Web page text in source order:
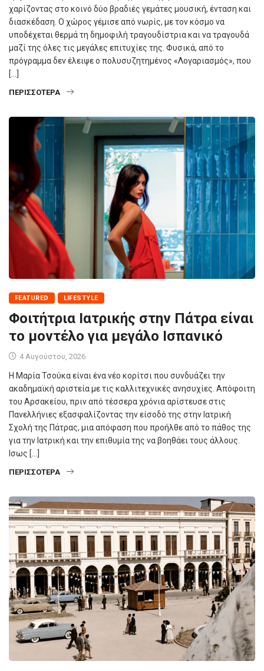
χαρίζοντας στο κοινό δύο βραδιές γεμάτες μουσική, ένταση και
διασκέδαση. Ο χώρος γέμισε από νωρίς, με τον κόσμο να
υποδέχεται θερμά τη δημοφιλή τραγουδίστρια και να τραγουδά
μαζί της όλες τις μεγάλες επιτυχίες της. Φυσικά, από το
πρόγραμμα δεν έλειψε ο πολυσυζητημένος «Λογαριασμός», που
[…]
ΠΕΡΙΣΣΌΤΕΡΑ
FEATURED LIFESTYLE
Φοιτήτρια Ιατρικής στην Πάτρα είναι
το μοντέλο για μεγάλο Ισπανικό
4 Αυγούστου, 2026
Η Μαρία Τσούκα είναι ένα νέο κορίτσι που συνδυάζει την
ακαδημαϊκή αριστεία με τις καλλιτεχνικές ανησυχίες. Απόφοιτη
του Αρσακείου, πριν από τέσσερα χρόνια αρίστευσε στις
Πανελλήνιες εξασφαλίζοντας την είσοδό της στην Ιατρική
Σχολή της Πάτρας, μια απόφαση που προήλθε από το πάθος της
για την Ιατρική και την επιθυμία της να βοηθάει τους άλλους.
Ισως […]
ΠΕΡΙΣΣΌΤΕΡΑ